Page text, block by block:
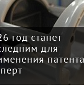
отопления в
Кирова
на 15